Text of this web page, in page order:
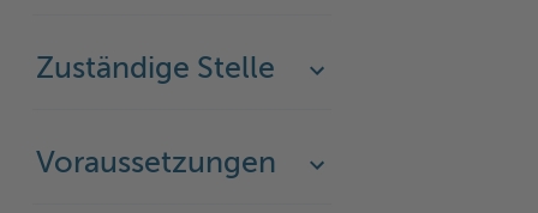
Zuständige Stelle
Voraussetzungen